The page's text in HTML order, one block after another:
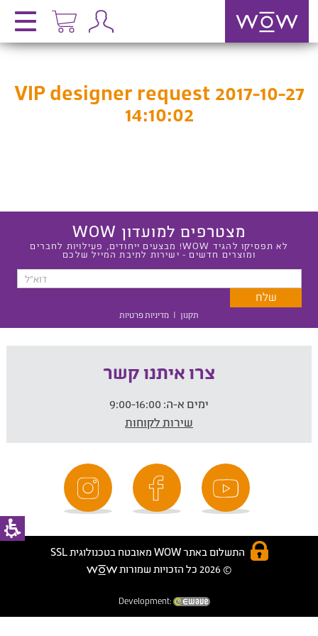
VIP designer request 2017-10-27
14:10:02
מצטרפים למועדון WOW
לא תפסיקו להגיד WOW! מבצעים ייחודים, פעילויות לחברים
ומוצרים חדשים - ישירות לתיבת המייל שלכם
תקנון | מדיניות פרטיות
צרו איתנו קשר
ימים א-ה:
שירות לקוחות
התשלום באתר WOW מאובטח בטכנולוגית SSL
© 2026 כל הזכויות שמורות
Development: